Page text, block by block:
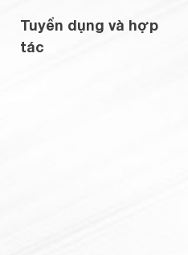
Tuyển dụng và hợp
tác